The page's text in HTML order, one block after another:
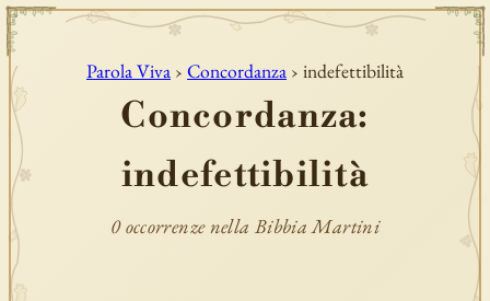
Parola Viva › Concordanza › indefettibilità
Concordanza:
indefettibilità
0 occorrenze nella Bibbia Martini